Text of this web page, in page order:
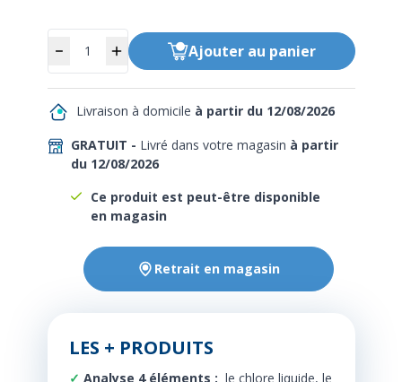
Ajouter au panier
GRATUIT - Livré dans votre magasin à partir
du 12/08/2026
Livraison à domicile à partir du 12/08/2026
Ce produit est peut-être disponible
en magasin
Retrait en magasin
LES + PRODUITS
Analyse 4 éléments : le chlore liquide, le